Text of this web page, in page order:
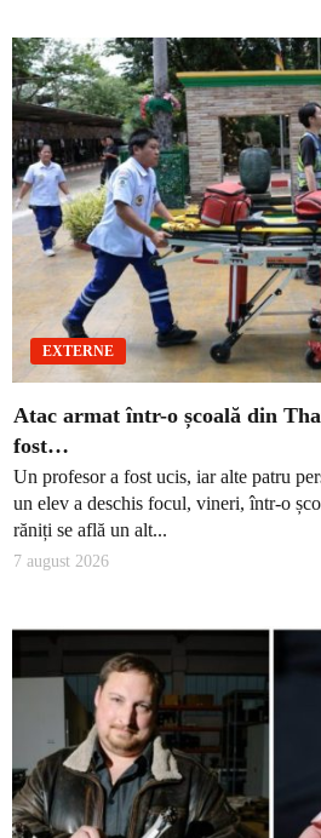
EXTERNE
Atac armat într-o școală din
fost…
Un profesor a fost ucis, iar alte patru
un elev a deschis focul, vineri, într-o
răniți se află un alt...
7 august 2026